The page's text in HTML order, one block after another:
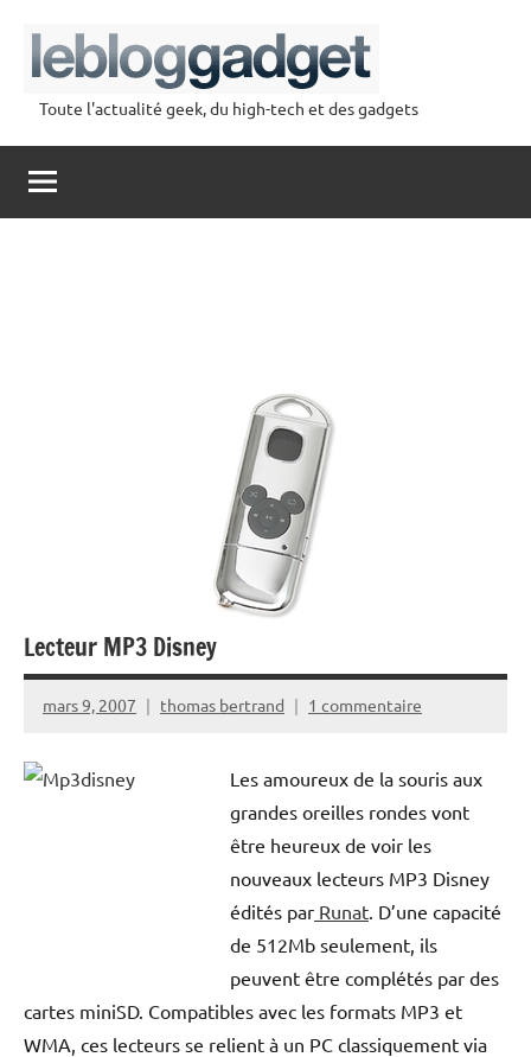
contenu
lebloggadget
Toute l'actualité geek, du high-tech et des gadgets
Lecteur MP3 Disney
mars 9, 2007 thomas bertrand 1 commentaire
Les amoureux de la souris aux
grandes oreilles rondes vont
être heureux de voir les
nouveaux lecteurs MP3 Disney
édités par Runat . D’une capacité
de 512Mb seulement, ils
peuvent être complétés par des
cartes miniSD. Compatibles avec les formats MP3 et
WMA, ces lecteurs se relient à un PC classiquement via